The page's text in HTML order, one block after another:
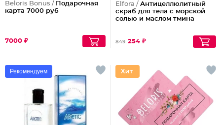
Beloris Bonus / Подарочная
карта 7000 руб
7000 ₽
Elfora / Антицеллюлитный
скраб для тела с морской
солью и маслом тмина
849 254 ₽
Рекомендуем